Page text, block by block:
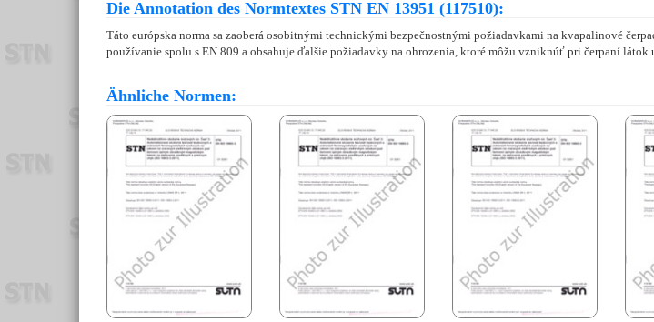
Die Annotation des Normtextes STN EN 13951 (117510):
Táto európska norma sa zaoberá osobitnými technickými bezpečnostnými požiadavkami na kvapalinové
používanie spolu s EN 809 a obsahuje ďalšie požiadavky na ohrozenia, ktoré môžu vzniknúť pri čerpaní
Ähnliche Normen: